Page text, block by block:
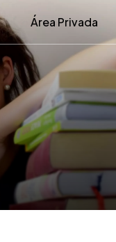
Área Privada